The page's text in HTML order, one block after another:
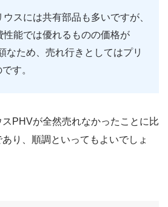
スには共有部品も多いですが、
能では優れるものの価格が
なため、売れ行きとしてはプリ
す。
PHVが全然売れなかったことに比
り、順調といってもよいでしょ